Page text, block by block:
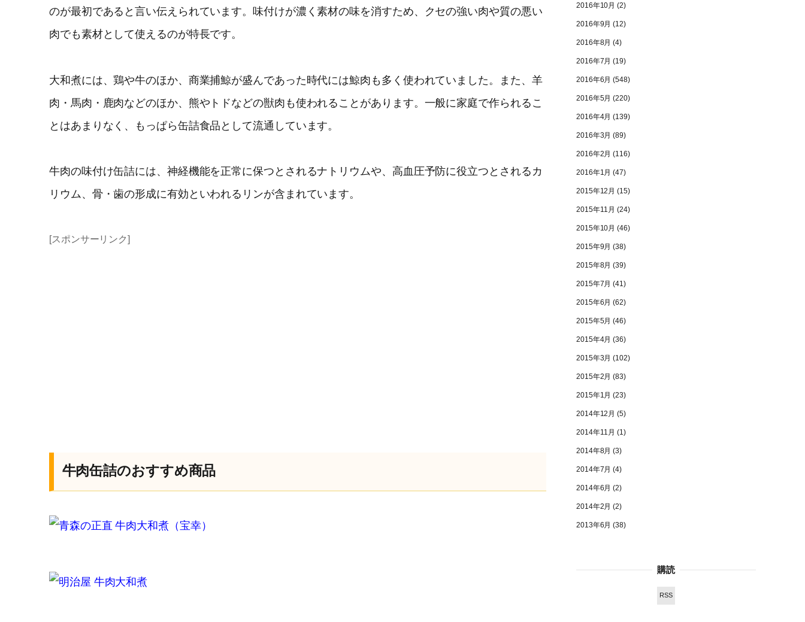
のが最初であると言い伝えられています。味付けが濃く素材の味を消すため、クセの強い肉や質の悪い
肉でも素材として使えるのが特長です。
大和煮には、鶏や牛のほか、商業捕鯨が盛んであった時代には鯨肉も多く使われていました。また、羊
肉・馬肉・鹿肉などのほか、熊やトドなどの獣肉も使われることがあります。一般に家庭で作られるこ
とはあまりなく、もっぱら缶詰食品として流通しています。
牛肉の味付け缶詰には、神経機能を正常に保つとされるナトリウムや、高血圧予防に役立つとされるカ
リウム、骨・歯の形成に有効といわれるリンが含まれています。
[スポンサーリンク]
牛肉缶詰のおすすめ商品
青森の正直 牛肉大和煮（宝幸）
明治屋 牛肉大和煮
2016年10月 (2)
2016年9月 (12)
2016年8月 (4)
2016年7月 (19)
2016年6月 (548)
2016年5月 (220)
2016年4月 (139)
2016年3月 (89)
2016年2月 (116)
2016年1月 (47)
2015年12月 (15)
2015年11月 (24)
2015年10月 (46)
2015年9月 (38)
2015年8月 (39)
2015年7月 (41)
2015年6月 (62)
2015年5月 (46)
2015年4月 (36)
2015年3月 (102)
2015年2月 (83)
2015年1月 (23)
2014年12月 (5)
2014年11月 (1)
2014年8月 (3)
2014年7月 (4)
2014年6月 (2)
2014年2月 (2)
2013年6月 (38)
購読
RSS